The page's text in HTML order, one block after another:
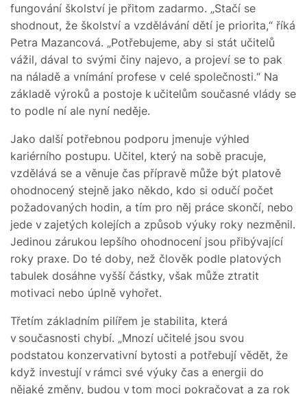
fungování školství je přitom zadarmo. „Stačí se
shodnout, že školství a vzdělávání dětí je priorita,“ říká
Petra Mazancová. „Potřebujeme, aby si stát učitelů
vážil, dával to svými činy najevo, a projeví se to pak
na náladě a vnímání profese v celé společnosti.“ Na
základě výroků a postoje k učitelům současné vlády se
to podle ní ale nyní neděje.
Jako další potřebnou podporu jmenuje výhled
kariérního postupu. Učitel, který na sobě pracuje,
vzdělává se a věnuje čas přípravě může být platově
ohodnocený stejně jako někdo, kdo si odučí počet
požadovaných hodin, a tím pro něj práce skončí, nebo
jede v zajetých kolejích a způsob výuky roky nezměnil.
Jedinou zárukou lepšího ohodnocení jsou přibývající
roky praxe. Do té doby, než člověk podle platových
tabulek dosáhne vyšší částky, však může ztratit
motivaci nebo úplně vyhořet.
Třetím základním pilířem je stabilita, která
v současnosti chybí. „Mnozí učitelé jsou svou
podstatou konzervativní bytosti a potřebují vědět, že
když investují v rámci své výuky čas a energii do
nějaké změny, budou v tom moci pokračovat a za rok